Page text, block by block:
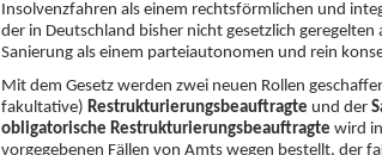
Insolvenzfahren als einem rechtsförmlichen und
der in Deutschland bisher nicht gesetzlich geregelten
Sanierung als einem parteiautonomen und rein
Mit dem Gesetz werden zwei neuen Rollen
fakultative) Restrukturierungsbeauftragte und der
obligatorische Restrukturierungs­beauftragte wird
vorgegebenen Fällen von Amts wegen bestellt, der